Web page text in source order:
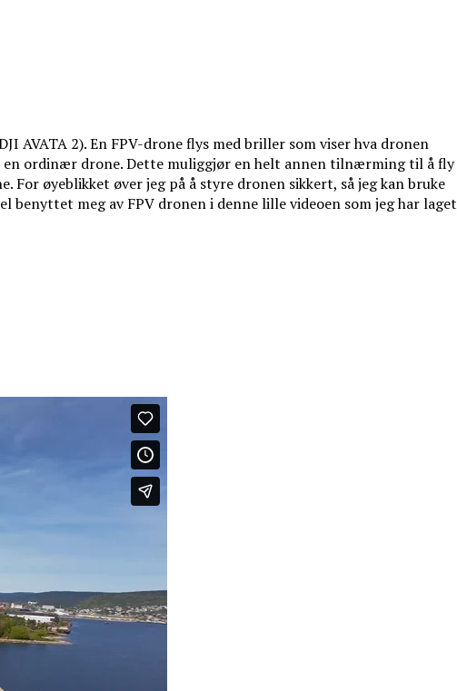
AVATA 2). En FPV-drone flys med briller som viser hva dronen
en ordinær drone. Dette muliggjør en helt annen tilnærming til å fly
For øyeblikket øver jeg på å styre dronen sikkert, så jeg kan bruke
benyttet meg av FPV dronen i denne lille videoen som jeg har laget